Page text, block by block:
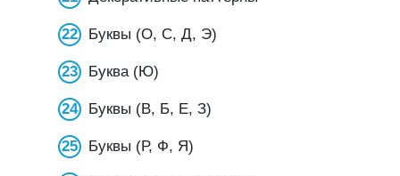
Буквы (О, С, Д, Э)
Буква (Ю)
Буквы (В, Б, Е, З)
Буквы (Р, Ф, Я)